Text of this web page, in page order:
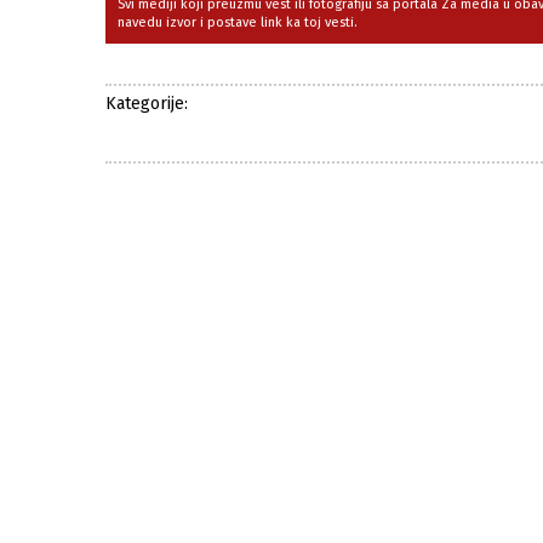
Svi mediji koji preuzmu vest ili fotografiju sa portala Za media u
navedu izvor i postave link ka toj vesti.
Kategorije: